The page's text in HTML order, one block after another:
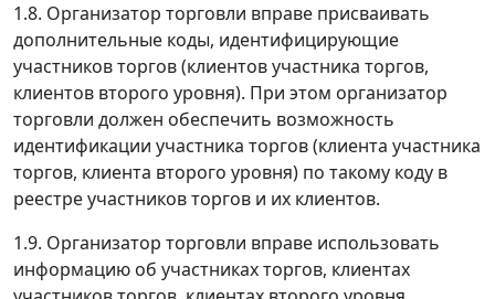
1.8. Организатор торговли вправе присваивать
дополнительные коды, идентифицирующие
участников торгов (клиентов участника торгов,
клиентов второго уровня). При этом организатор
торговли должен обеспечить возможность
идентификации участника торгов (клиента участника
торгов, клиента второго уровня) по такому коду в
реестре участников торгов и их клиентов.
1.9. Организатор торговли вправе использовать
информацию об участниках торгов, клиентах